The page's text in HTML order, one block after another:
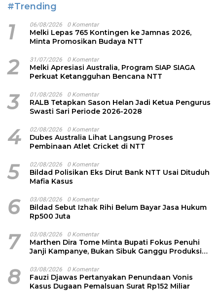
#Trending
1 06/08/2026 0 Komentar
Melki Lepas 765 Kontingen ke Jamnas 2026,
Minta Promosikan Budaya NTT
2 31/07/2026 0 Komentar
Melki Apresiasi Australia, Program SIAP SIAGA
Perkuat Ketangguhan Bencana NTT
3 01/08/2026 0 Komentar
RALB Tetapkan Sason Helan Jadi Ketua Pengurus
Swasti Sari Periode 2026-2028
4 02/08/2026 0 Komentar
Dubes Australia Lihat Langsung Proses
Pembinaan Atlet Cricket di NTT
5 02/08/2026 0 Komentar
Bildad Polisikan Eks Dirut Bank NTT Usai Dituduh
Mafia Kasus
6 03/08/2026 0 Komentar
Bildad Sebut Izhak Rihi Belum Bayar Jasa Hukum
Rp500 Juta
7 03/08/2026 0 Komentar
Marthen Dira Tome Minta Bupati Fokus Penuhi
Janji Kampanye, Bukan Sibuk Ganggu Produksi
8 03/08/2026 0 Komentar
Fauzi Djawas Pertanyakan Penundaan Vonis
Kasus Dugaan Pemalsuan Surat Rp152 Miliar